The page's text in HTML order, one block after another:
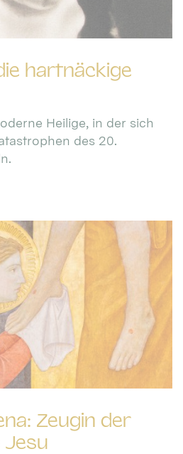
hartnäckige
Heilige, in der sich
des 20.
Zeugin der